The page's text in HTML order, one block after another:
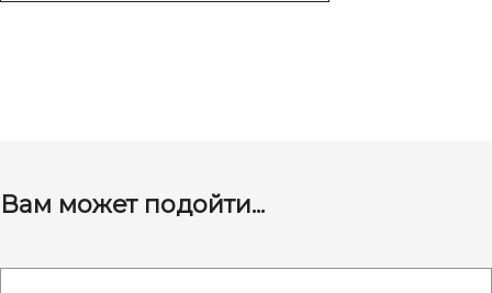
Вам может подойти...